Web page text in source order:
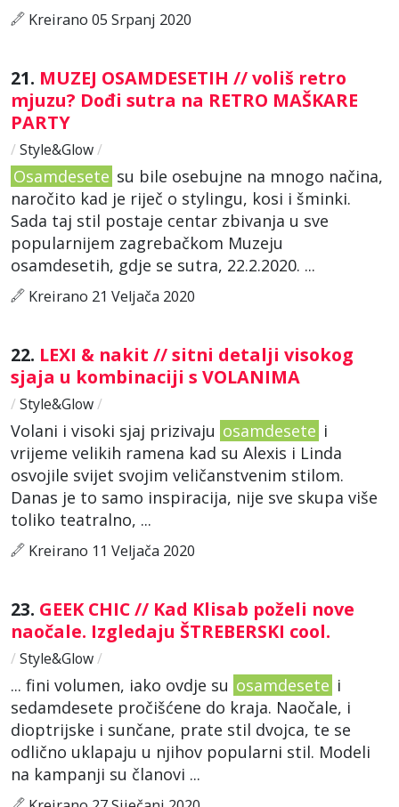
Kreirano 05 Srpanj 2020
21. MUZEJ OSAMDESETIH // voliš retro
mjuzu? Dođi sutra na RETRO MAŠKARE
PARTY
/ Style&Glow/
Osamdesete su bile osebujne na mnogo načina,
naročito kad je riječ o stylingu, kosi i šminki.
Sada taj stil postaje centar zbivanja u sve
popularnijem zagrebačkom Muzeju
osamdesetih, gdje se sutra, 22.2.2020. ...
Kreirano 21 Veljača 2020
22. LEXI & nakit // sitni detalji visokog
sjaja u kombinaciji s VOLANIMA
/ Style&Glow/
Volani i visoki sjaj prizivaju osamdesete i
vrijeme velikih ramena kad su Alexis i Linda
osvojile svijet svojim veličanstvenim stilom.
Danas je to samo inspiracija, nije sve skupa više
toliko teatralno, ...
Kreirano 11 Veljača 2020
23. GEEK CHIC // Kad Klisab poželi nove
naočale. Izgledaju ŠTREBERSKI cool.
/ Style&Glow/
... fini volumen, iako ovdje su osamdesete i
sedamdesete pročišćene do kraja. Naočale, i
dioptrijske i sunčane, prate stil dvojca, te se
odlično uklapaju u njihov popularni stil. Modeli
na kampanji su članovi ...